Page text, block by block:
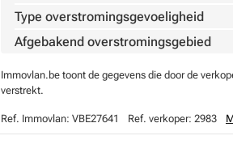
Type overstromingsgevoeligheid
Afgebakend overstromingsgebied
Immovlan.be toont de gegevens die door de
verstrekt.
Ref. Immovlan: VBE27641 Ref. verkoper: 2983